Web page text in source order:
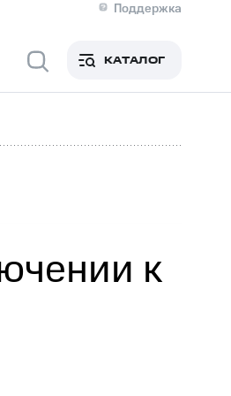
Поддержка
центр
КАТАЛОГ
к